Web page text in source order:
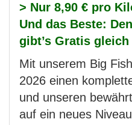
> Nur 8,90 € pro
Und das Beste:
gibt’s Gratis gleich
Mit unserem Big
2026 einen
und unseren
auf ein neues